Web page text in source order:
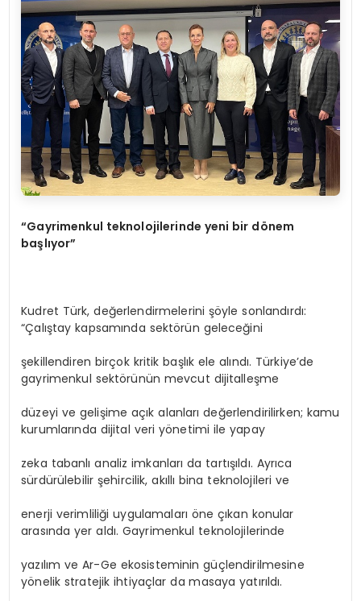
“Gayrimenkul teknolojilerinde yeni bir dönem
başlıyor”
Kudret Türk, değerlendirmelerini şöyle sonlandırdı:
“Çalıştay kapsamında sektörün geleceğini
şekillendiren birçok kritik başlık ele alındı. Türkiye’de
gayrimenkul sektörünün mevcut dijitalleşme
düzeyi ve gelişime açık alanları değerlendirilirken; kamu
kurumlarında dijital veri yönetimi ile yapay
zeka tabanlı analiz imkanları da tartışıldı. Ayrıca
sürdürülebilir şehircilik, akıllı bina teknolojileri ve
enerji verimliliği uygulamaları öne çıkan konular
arasında yer aldı. Gayrimenkul teknolojilerinde
yazılım ve Ar-Ge ekosisteminin güçlendirilmesine
yönelik stratejik ihtiyaçlar da masaya yatırıldı.